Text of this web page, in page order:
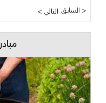
< التالي السابق >